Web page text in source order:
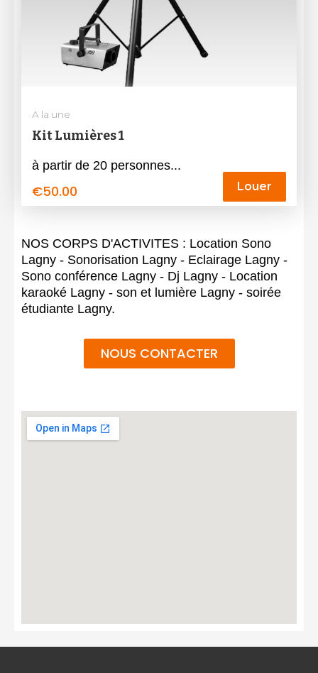
A la une
Kit Lumières 1
à partir de 20 personnes...
€50.00 Louer
NOS CORPS D'ACTIVITES : Location Sono
Lagny - Sonorisation Lagny - Eclairage Lagny -
Sono conférence Lagny - Dj Lagny - Location
karaoké Lagny - son et lumière Lagny - soirée
étudiante Lagny.
NOUS CONTACTER